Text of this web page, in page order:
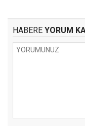
HABERE YORUM